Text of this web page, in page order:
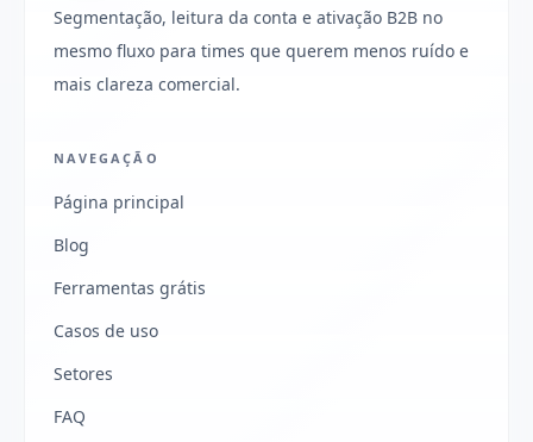
Segmentação, leitura da conta e ativação B2B no
mesmo fluxo para times que querem menos ruído e
mais clareza comercial.
NAVEGAÇÃO
Página principal
Blog
Ferramentas grátis
Casos de uso
Setores
FAQ